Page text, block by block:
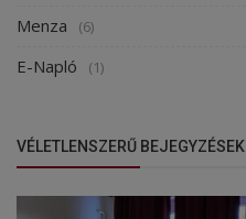
Menza (6)
E-Napló (1)
VÉLETLENSZERŰ BEJEGYZÉSEK